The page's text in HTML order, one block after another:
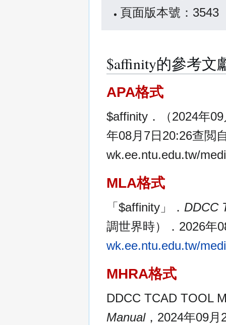
頁面版本號：3543
$affinity的參考文
APA格式
$affinity．（2024年
年08月7日20:26查閲
wk.ee.ntu.edu.tw/
MLA格式
「$affinity」． DDCC
調世界時）．2026年
wk.ee.ntu.edu.tw/
MHRA格式
DDCC TCAD TOOL
Manual，2024年09月